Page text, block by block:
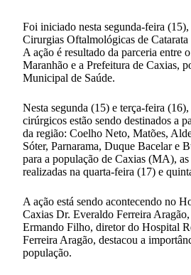
Foi iniciado nesta segunda-feira
Cirurgias Oftalmológicas de
A ação é resultado da parceria entre
Maranhão e a Prefeitura de Caxias,
Municipal de Saúde.
Nesta segunda (15) e terça-feira
cirúrgicos estão sendo destinados a
da região: Coelho Neto, Matões,
Sóter, Parnarama, Duque Bacelar e
para a população de Caxias (MA),
realizadas na quarta-feira (17) e
A ação está sendo acontecendo no
Caxias Dr. Everaldo Ferreira Aragão,
Ermando Filho, diretor do Hospital
Ferreira Aragão, destacou a
população.